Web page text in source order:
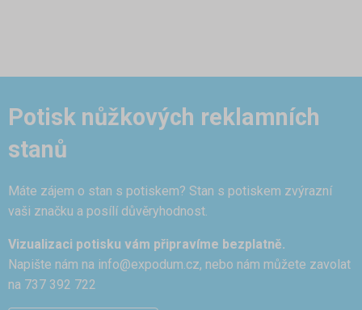
Potisk nůžkových reklamních
stanů
Máte zájem o stan s potiskem? Stan s potiskem zvýrazní
vaši značku a posílí důvěryhodnost.
Vizualizaci potisku vám připravíme bezplatně.
Napište nám na info@expodum.cz, nebo nám můžete zavolat
na 737 392 722